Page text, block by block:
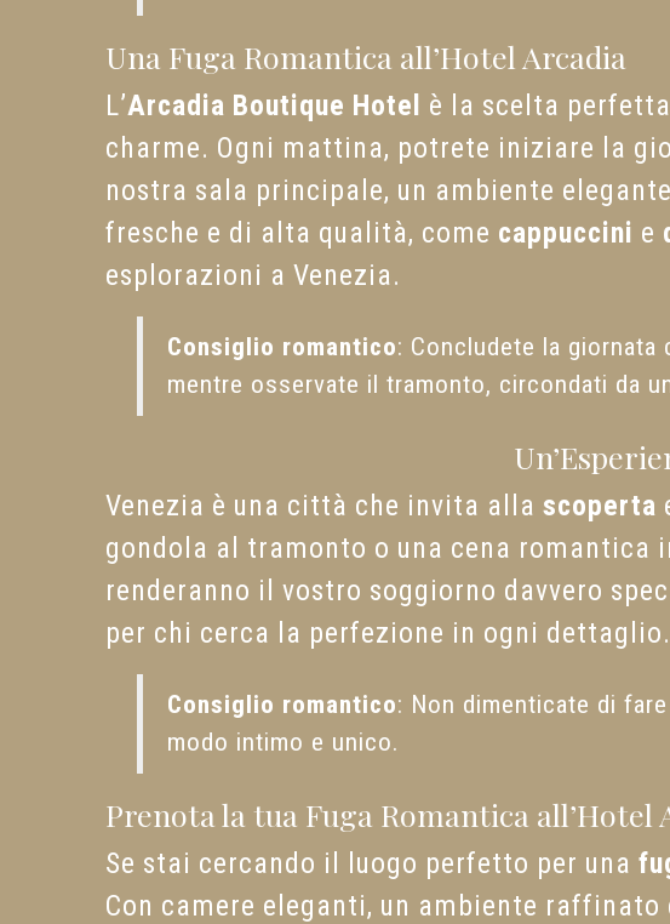
Una Fuga Romantica all’Hotel Arcadia
L’Arcadia Boutique Hotel è la scelta
charme. Ogni mattina, potrete iniziare la
nostra sala principale, un ambiente
fresche e di alta qualità, come cappuccini e
esplorazioni a Venezia.
Consiglio romantico: Concludete la
mentre osservate il tramonto, circondati da
Venezia è una città che invita alla scoperta
gondola al tramonto o una cena
renderanno il vostro soggiorno davvero
per chi cerca la perfezione in ogni dettaglio.
Consiglio romantico: Non dimenticate di
modo intimo e unico.
Prenota la tua Fuga Romantica all’Hotel
Se stai cercando il luogo perfetto per una
Con camere eleganti, un ambiente